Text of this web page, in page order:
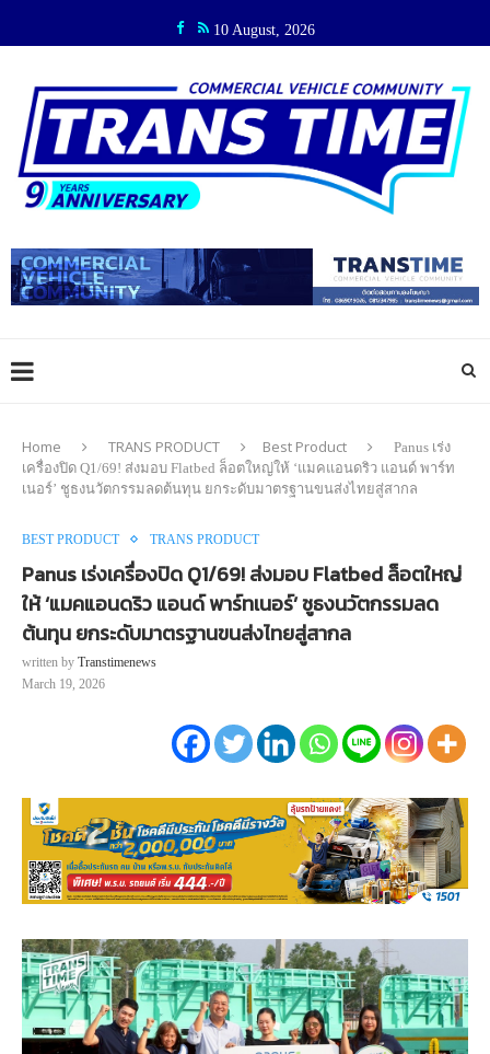
10 August, 2026
Home TRANS PRODUCT Best Product
Panus เร่ง
เครื่องปิด Q1/69! ส่งมอบ Flatbed ล็อตใหญ่ให้ ‘แมคแอนดริว แอนด์ พาร์ท
เนอร์’ ชูธงนวัตกรรมลดต้นทุน ยกระดับมาตรฐานขนส่งไทยสู่สากล
BEST PRODUCT TRANS PRODUCT
Panus เร่งเครื่องปิด Q1/69! ส่งมอบ Flatbed ล็อตใหญ่
ให้ ‘แมคแอนดริว แอนด์ พาร์ทเนอร์’ ชูธงนวัตกรรมลด
ต้นทุน ยกระดับมาตรฐานขนส่งไทยสู่สากล
written by Transtimenews
March 19, 2026